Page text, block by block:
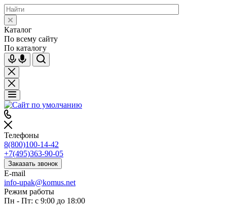
Каталог
По всему сайту
По каталогу
Телефоны
8(800)100-14-42
+7(495)363-90-05
Заказать звонок
E-mail
info-upak@komus.net
Режим работы
Пн - Пт: с 9:00 до 18:00